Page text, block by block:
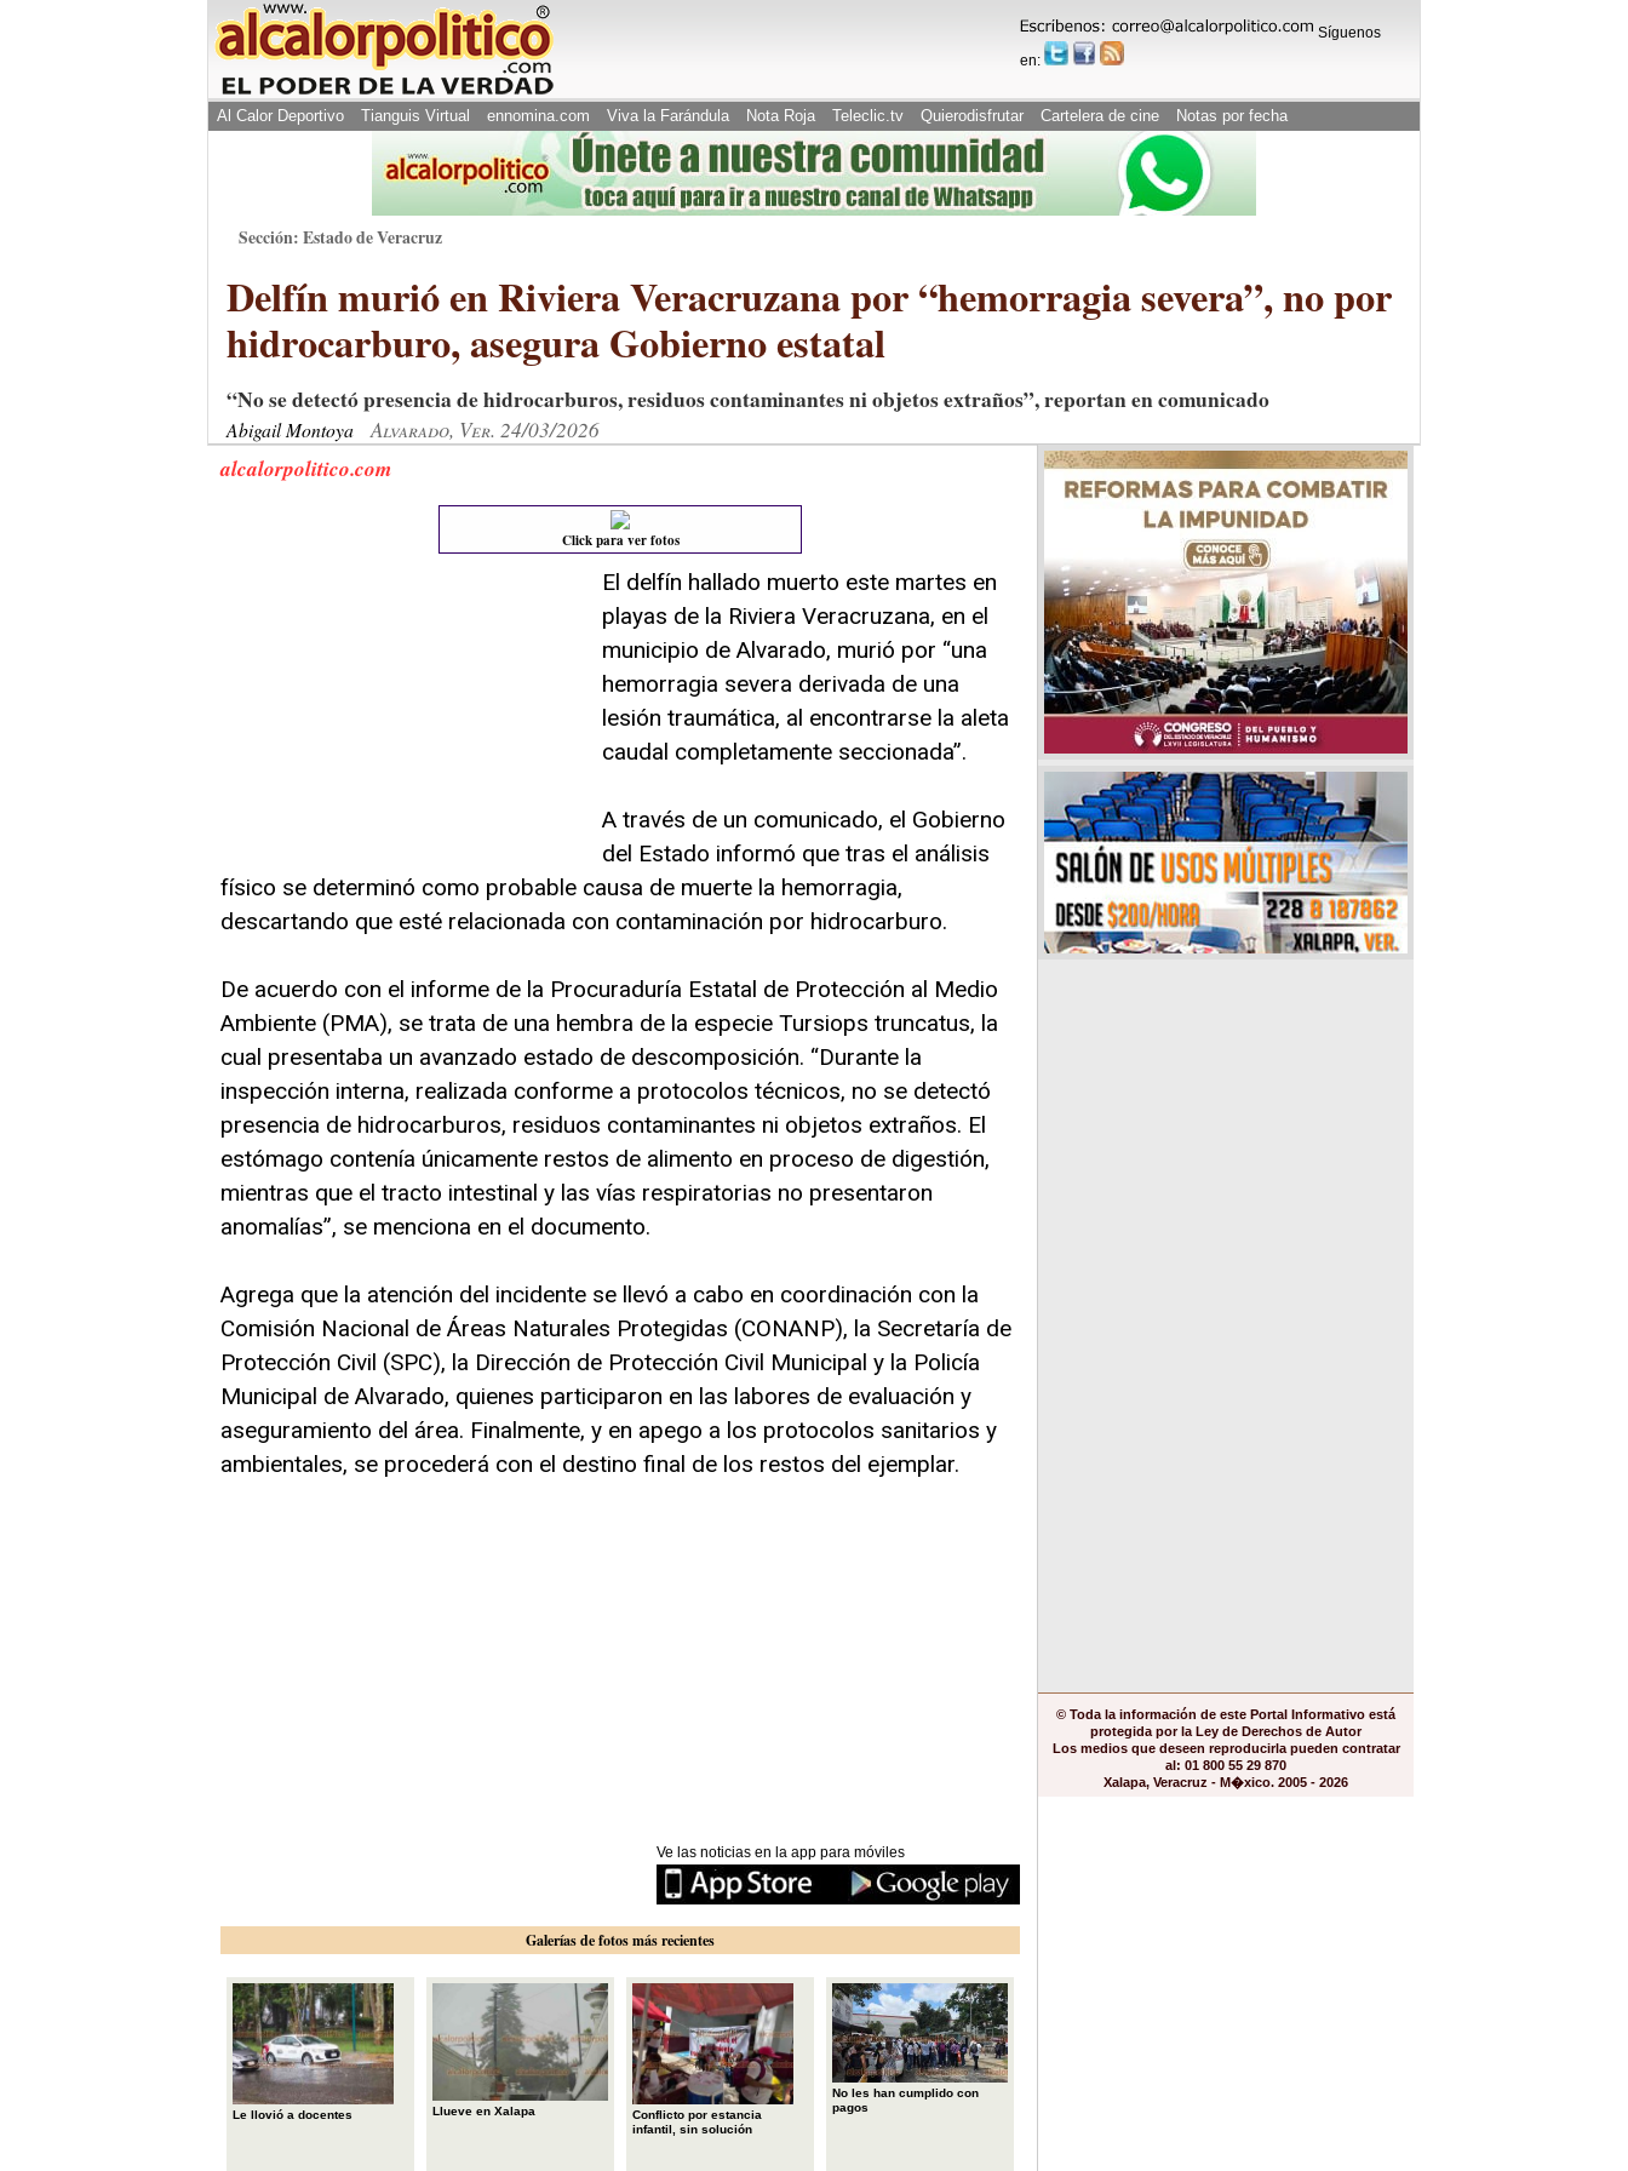
Síguenos
en:
Al Calor Deportivo Tianguis Virtual ennomina.com Viva la Farándula Nota Roja Teleclic.tv Quierodisfrutar Cartelera de cine Notas por fecha
Sección: Estado de Veracruz
Delfín murió en Riviera Veracruzana por “hemorragia severa”, no por
hidrocarburo, asegura Gobierno estatal
“No se detectó presencia de hidrocarburos, residuos contaminantes ni objetos extraños”, reportan en comunicado
Abigail Montoya Alvarado, Ver. 24/03/2026
alcalorpolitico.com
Click para ver fotos
El delfín hallado muerto este martes en
playas de la Riviera Veracruzana, en el
municipio de Alvarado, murió por “una
hemorragia severa derivada de una
lesión traumática, al encontrarse la aleta
caudal completamente seccionada”.
A través de un comunicado, el Gobierno
del Estado informó que tras el análisis
físico se determinó como probable causa de muerte la hemorragia,
descartando que esté relacionada con contaminación por hidrocarburo.
De acuerdo con el informe de la Procuraduría Estatal de Protección al Medio
Ambiente (PMA), se trata de una hembra de la especie Tursiops truncatus, la
cual presentaba un avanzado estado de descomposición. “Durante la
inspección interna, realizada conforme a protocolos técnicos, no se detectó
presencia de hidrocarburos, residuos contaminantes ni objetos extraños. El
estómago contenía únicamente restos de alimento en proceso de digestión,
mientras que el tracto intestinal y las vías respiratorias no presentaron
anomalías”, se menciona en el documento.
Agrega que la atención del incidente se llevó a cabo en coordinación con la
Comisión Nacional de Áreas Naturales Protegidas (CONANP), la Secretaría de
Protección Civil (SPC), la Dirección de Protección Civil Municipal y la Policía
Municipal de Alvarado, quienes participaron en las labores de evaluación y
aseguramiento del área. Finalmente, y en apego a los protocolos sanitarios y
ambientales, se procederá con el destino final de los restos del ejemplar.
Ve las noticias en la app para móviles
Galerías de fotos más recientes
Le llovió a docentes Llueve en Xalapa
Conflicto por estancia
infantil, sin solución
No les han cumplido con
pagos
© Toda la información de este Portal Informativo está
protegida por la Ley de Derechos de Autor
Los medios que deseen reproducirla pueden contratar
al: 01 800 55 29 870
Xalapa, Veracruz - M�xico. 2005 - 2026